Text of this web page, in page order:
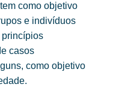
tem como objetivo
e indivíduos
casos
como objetivo